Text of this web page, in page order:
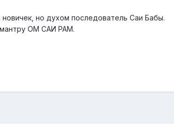
но духом последователь Саи Бабы.
ОМ САИ РАМ.